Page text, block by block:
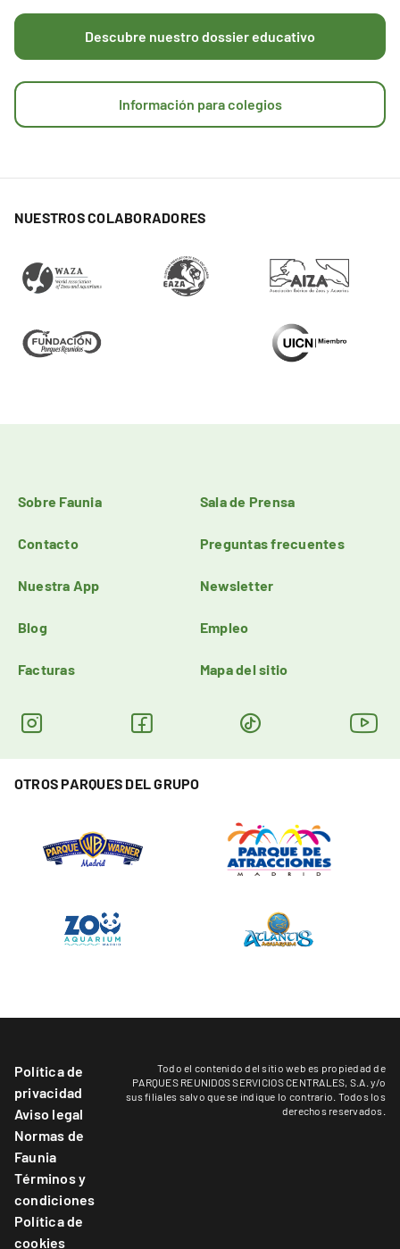
Descubre nuestro dossier educativo
Información para colegios
NUESTROS COLABORADORES
Sobre Faunia Sala de Prensa
Contacto Preguntas frecuentes
Nuestra App Newsletter
Blog Empleo
Facturas Mapa del sitio
OTROS PARQUES DEL GRUPO
Política de
privacidad
Aviso legal
Normas de
Faunia
Términos y
condiciones
Política de
cookies
Todo el contenido del sitio web es propiedad de
PARQUES REUNIDOS SERVICIOS CENTRALES, S.A. y/o
sus filiales salvo que se indique lo contrario. Todos los
derechos reservados.